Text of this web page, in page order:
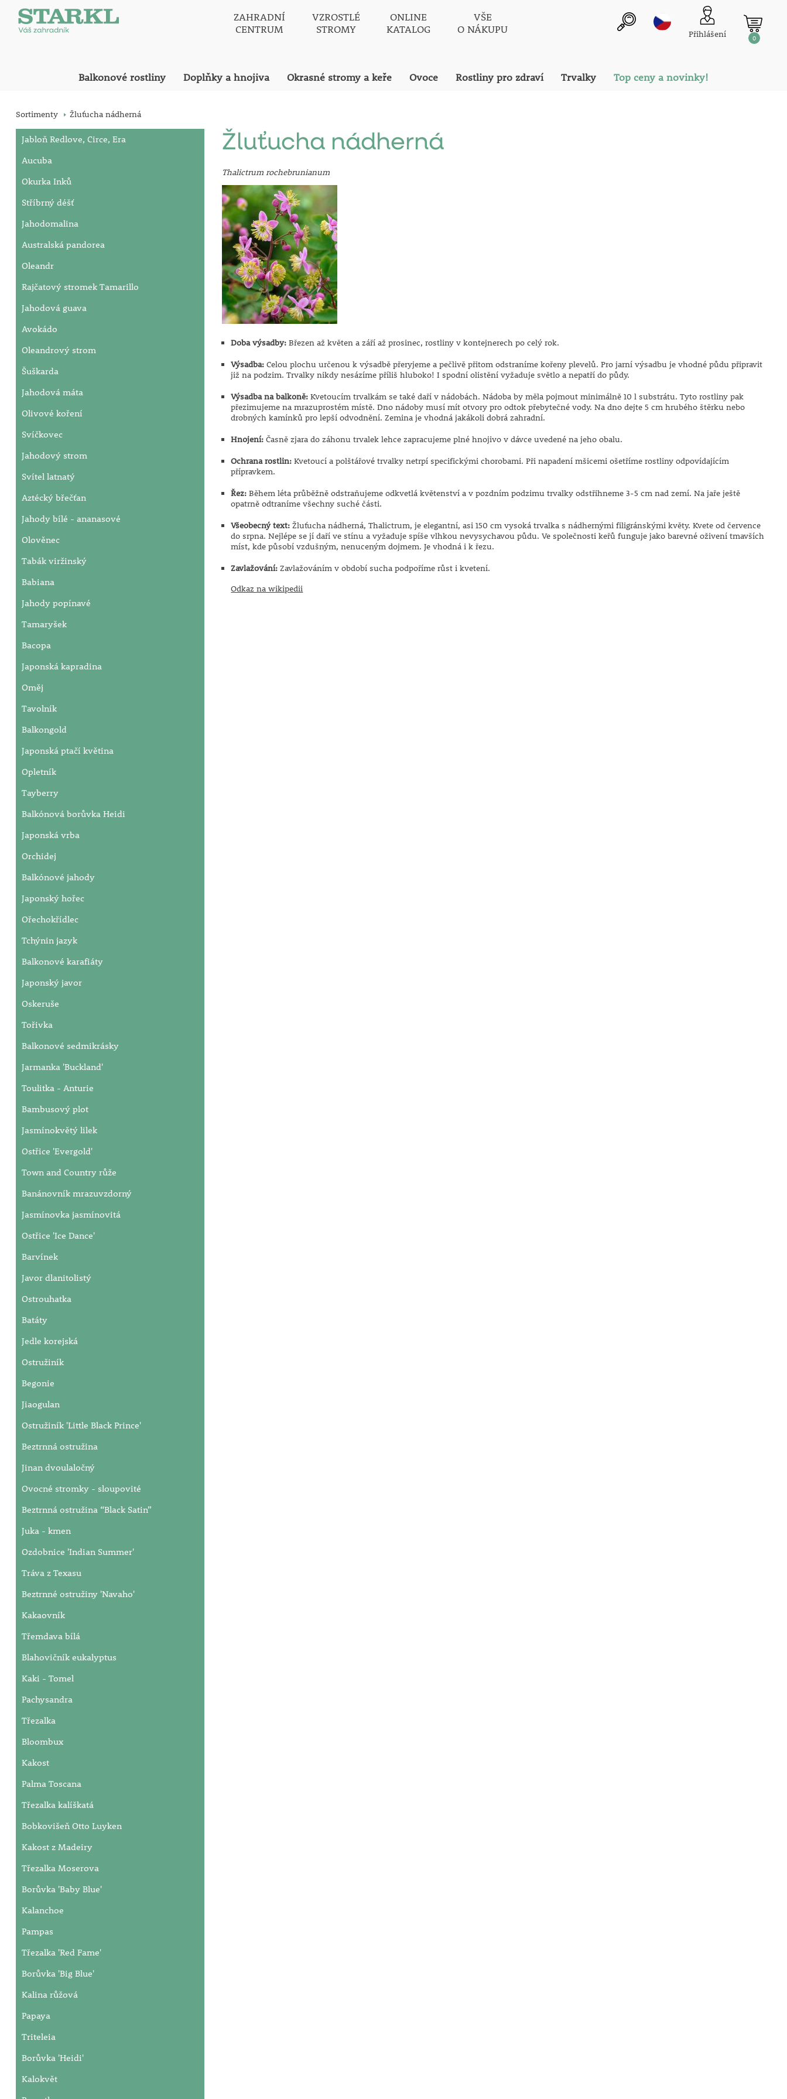
ZAHRADNÍ
CENTRUM
VZROSTLÉ
STROMY
ONLINE
KATALOG
VŠE
O NÁKUPU
Přihlášení 0
Balkonové rostliny Doplňky a hnojiva Okrasné stromy a keře Ovoce Rostliny pro zdraví Trvalky Top ceny a novinky!
Sortimenty Žluťucha nádherná
Jabloň Redlove, Circe, Era
Aucuba
Okurka Inků
Stříbrný déšť
Jahodomalina
Australská pandorea
Oleandr
Rajčatový stromek Tamarillo
Jahodová guava
Avokádo
Oleandrový strom
Šuškarda
Jahodová máta
Olivové koření
Svíčkovec
Jahodový strom
Svítel latnatý
Aztécký břečťan
Jahody bílé - ananasové
Olověnec
Tabák viržinský
Babiana
Jahody popínavé
Tamaryšek
Bacopa
Japonská kapradina
Oměj
Tavolník
Balkongold
Japonská ptačí květina
Opletník
Tayberry
Balkónová borůvka Heidi
Japonská vrba
Orchidej
Balkónové jahody
Japonský hořec
Ořechokřídlec
Tchýnin jazyk
Balkonové karafiáty
Japonský javor
Oskeruše
Tořivka
Balkonové sedmikrásky
Jarmanka 'Buckland'
Toulitka - Anturie
Bambusový plot
Jasmínokvětý lilek
Ostřice 'Evergold'
Town and Country růže
Banánovník mrazuvzdorný
Jasmínovka jasmínovitá
Ostřice 'Ice Dance'
Barvínek
Javor dlanitolistý
Ostrouhatka
Batáty
Jedle korejská
Ostružiník
Begonie
Jiaogulan
Ostružiník 'Little Black Prince'
Beztrnná ostružina
Jinan dvoulaločný
Ovocné stromky - sloupovité
Beztrnná ostružina “Black Satin”
Juka - kmen
Ozdobnice 'Indian Summer'
Tráva z Texasu
Beztrnné ostružiny 'Navaho'
Kakaovník
Třemdava bílá
Blahovičník eukalyptus
Kaki - Tomel
Pachysandra
Třezalka
Bloombux
Kakost
Palma Toscana
Třezalka kalíškatá
Bobkovišeň Otto Luyken
Kakost z Madeiry
Třezalka Moserova
Borůvka 'Baby Blue'
Kalanchoe
Pampas
Třezalka 'Red Fame'
Borůvka 'Big Blue'
Kalina růžová
Papaya
Triteleia
Borůvka 'Heidi'
Kalokvět
Žluťucha nádherná
Thalictrum rochebrunianum
Doba výsadby: Březen až květen a září až prosinec, rostliny v kontejnerech po celý rok.
Výsadba: Celou plochu určenou k výsadbě přeryjeme a pečlivě přitom odstraníme kořeny plevelů. Pro jarní výsadbu je vhodné půdu připravit
již na podzim. Trvalky nikdy nesázíme příliš hluboko! I spodní olistění vyžaduje světlo a nepatří do půdy.
Výsadba na balkoně:Kvetoucím trvalkám se také daří v nádobách. Nádoba by měla pojmout minimálně 10 l substrátu. Tyto rostliny pak
přezimujeme na mrazuprostém místě. Dno nádoby musí mít otvory pro odtok přebytečné vody. Na dno dejte 5 cm hrubého štěrku nebo
drobných kamínků pro lepší odvodnění. Zemina je vhodná jakákoli dobrá zahradní.
Hnojení: Časně zjara do záhonu trvalek lehce zapracujeme plné hnojivo v dávce uvedené na jeho obalu.
Ochrana rostlin: Kvetoucí a polštářové trvalky netrpí specifickými chorobami. Při napadení mšicemi ošetříme rostliny odpovídajícím
přípravkem.
Řez: Během léta průběžně odstraňujeme odkvetlá květenství a v pozdním podzimu trvalky odstřihneme 3-5 cm nad zemí. Na jaře ještě
opatrně odtraníme všechny suché části.
Všeobecný text: Žluťucha nádherná, Thalictrum, je elegantní, asi 150 cm vysoká trvalka s nádhernými filigránskými květy. Kvete od července
do srpna. Nejlépe se jí daří ve stínu a vyžaduje spíše vlhkou nevysychavou půdu. Ve společnosti keřů funguje jako barevné oživení tmavších
míst, kde působí vzdušným, nenuceným dojmem. Je vhodná i k řezu.
Zavlažování: Zavlažováním v období sucha podpoříme růst i kvetení.
Odkaz na wikipedii